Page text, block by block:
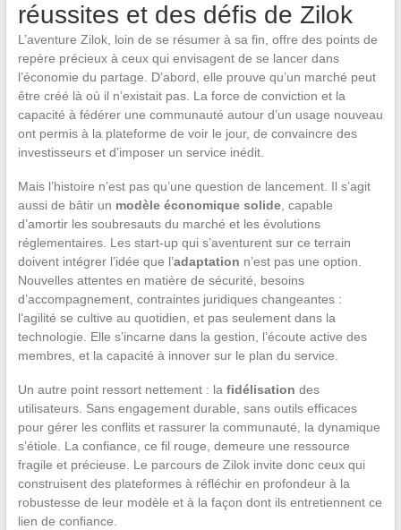
réussites et des défis de Zilok
L’aventure Zilok, loin de se résumer à sa fin, offre des points de
repère précieux à ceux qui envisagent de se lancer dans
l’économie du partage. D’abord, elle prouve qu’un marché peut
être créé là où il n’existait pas. La force de conviction et la
capacité à fédérer une communauté autour d’un usage nouveau
ont permis à la plateforme de voir le jour, de convaincre des
investisseurs et d’imposer un service inédit.
Mais l’histoire n’est pas qu’une question de lancement. Il s’agit
aussi de bâtir un modèle économique solide, capable
d’amortir les soubresauts du marché et les évolutions
réglementaires. Les start-up qui s’aventurent sur ce terrain
doivent intégrer l’idée que l’adaptation n’est pas une option.
Nouvelles attentes en matière de sécurité, besoins
d’accompagnement, contraintes juridiques changeantes :
l’agilité se cultive au quotidien, et pas seulement dans la
technologie. Elle s’incarne dans la gestion, l’écoute active des
membres, et la capacité à innover sur le plan du service.
Un autre point ressort nettement : la fidélisation des
utilisateurs. Sans engagement durable, sans outils efficaces
pour gérer les conflits et rassurer la communauté, la dynamique
s’étiole. La confiance, ce fil rouge, demeure une ressource
fragile et précieuse. Le parcours de Zilok invite donc ceux qui
construisent des plateformes à réfléchir en profondeur à la
robustesse de leur modèle et à la façon dont ils entretiennent ce
lien de confiance.